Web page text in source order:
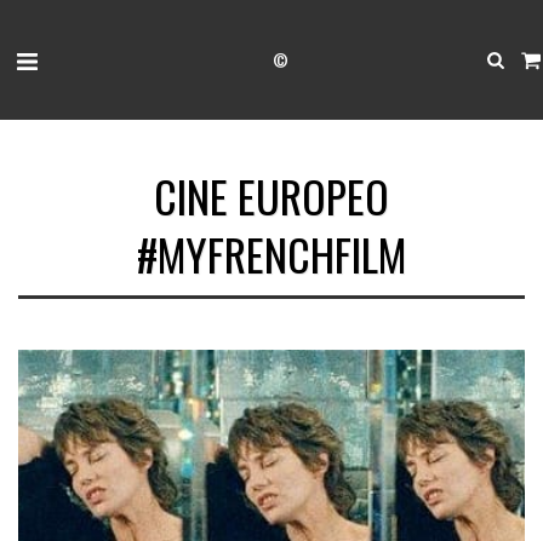
©
CINE EUROPEO
#MYFRENCHFILM